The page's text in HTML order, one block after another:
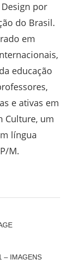
por
do Brasil.
em
educação
e ativas em
Culture, um
língua
M.
– IMAGENS